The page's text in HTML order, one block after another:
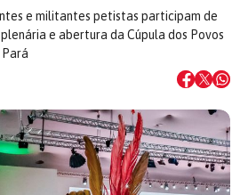
e militantes petistas participam de
e abertura da Cúpula dos Povos